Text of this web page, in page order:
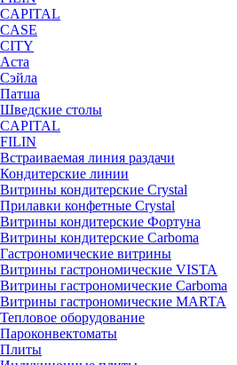
CAPITAL
CASE
CITY
Аста
Сэйла
Патша
Шведские столы
CAPITAL
FILIN
Встраиваемая линия раздачи
Кондитерские линии
Витрины кондитерские Crystal
Прилавки конфетные Crystal
Витрины кондитерские Фортуна
Витрины кондитерские Carboma
Гастрономические витрины
Витрины гастрономические VISTA
Витрины гастрономические Carboma
Витрины гастрономические MARTA
Тепловое оборудование
Пароконвектоматы
Плиты